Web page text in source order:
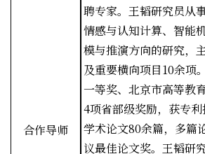
合作导师
聘专家。王韬研究员从
情感与认知计算、智能
模与推演方向的研究，
及重要横向项目10余项
一等奖、北京市高等教
4项省部级奖励，获专利
学术论文80余篇，多篇
议最佳论文奖。王韬研